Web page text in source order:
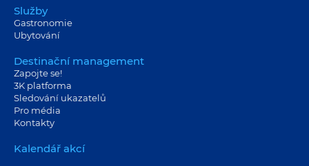
Služby
Gastronomie
Ubytování
Destinační management
Zapojte se!
3K platforma
Sledování ukazatelů
Pro média
Kontakty
Kalendář akcí